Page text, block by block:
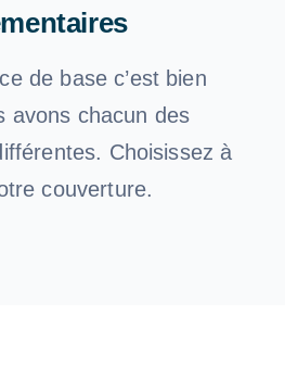
de base c’est bien
avons chacun des
Choisissez à
couverture.